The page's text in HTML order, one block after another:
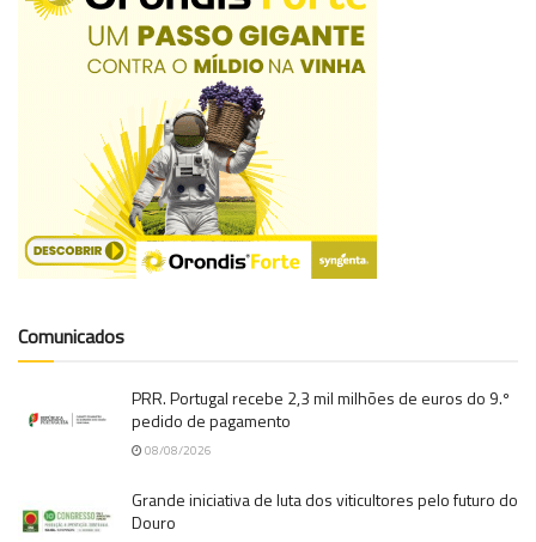
Comunicados
PRR. Portugal recebe 2,3 mil milhões de euros do 9.º
pedido de pagamento
08/08/2026
Grande iniciativa de luta dos viticultores pelo futuro do
Douro